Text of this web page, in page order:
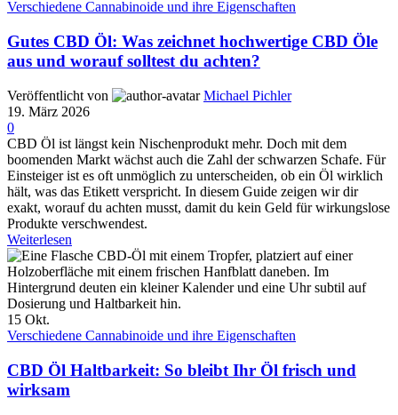
Verschiedene Cannabinoide und ihre Eigenschaften
Gutes CBD Öl: Was zeichnet hochwertige CBD Öle
aus und worauf solltest du achten?
Veröffentlicht von
Michael Pichler
19. März 2026
0
CBD Öl ist längst kein Nischenprodukt mehr. Doch mit dem
boomenden Markt wächst auch die Zahl der schwarzen Schafe. Für
Einsteiger ist es oft unmöglich zu unterscheiden, ob ein Öl wirklich
hält, was das Etikett verspricht. In diesem Guide zeigen wir dir
exakt, worauf du achten musst, damit du kein Geld für wirkungslose
Produkte verschwendest.
Weiterlesen
15 Okt.
Verschiedene Cannabinoide und ihre Eigenschaften
CBD Öl Haltbarkeit: So bleibt Ihr Öl frisch und
wirksam